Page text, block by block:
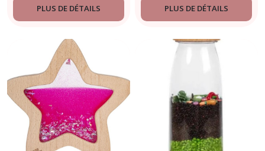
PLUS DE DÉTAILS PLUS DE DÉTAILS